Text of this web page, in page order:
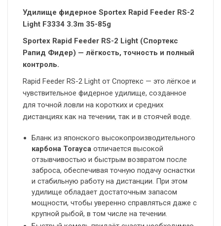
Удилище фидерное Sportex Rapid Feeder RS-2
Light F3334 3.3m 35-85g
Sportex Rapid Feeder RS-2 Light (Спортекс
Рапид Фидер) — лёгкость, точность и полный
контроль.
Rapid Feeder RS-2 Light от Спортекс — это лёгкое и
чувствительное фидерное удилище, созданное
для точной ловли на коротких и средних
дистанциях как на течении, так и в стоячей воде.
Бланк из японского высокопроизводительного
карбона Torayca отличается высокой
отзывчивостью и быстрым возвратом после
заброса, обеспечивая точную подачу оснастки
и стабильную работу на дистанции. При этом
удилище обладает достаточным запасом
мощности, чтобы уверенно справляться даже с
крупной рыбой, в том числе на течении.